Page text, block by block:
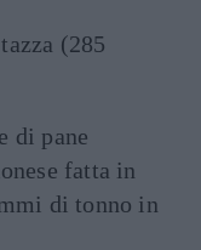
(285
di pane
fatta in
di tonno in